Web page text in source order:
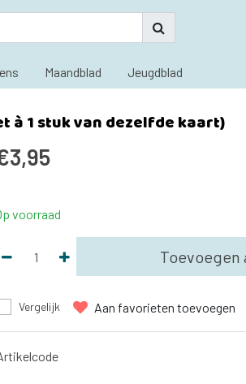
Maandblad Jeugdblad
à 1 stuk van dezelfde kaart)
voorraad
Toevoegen
Vergelijk Aan favorieten toevoegen